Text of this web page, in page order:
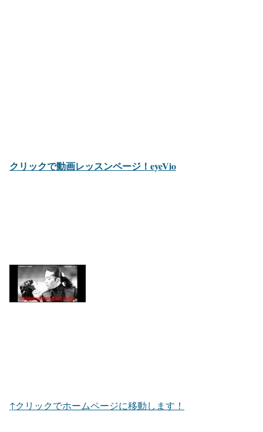
クリックで動画レッスンページ！eyeVio
↑クリックでホームページに移動します！